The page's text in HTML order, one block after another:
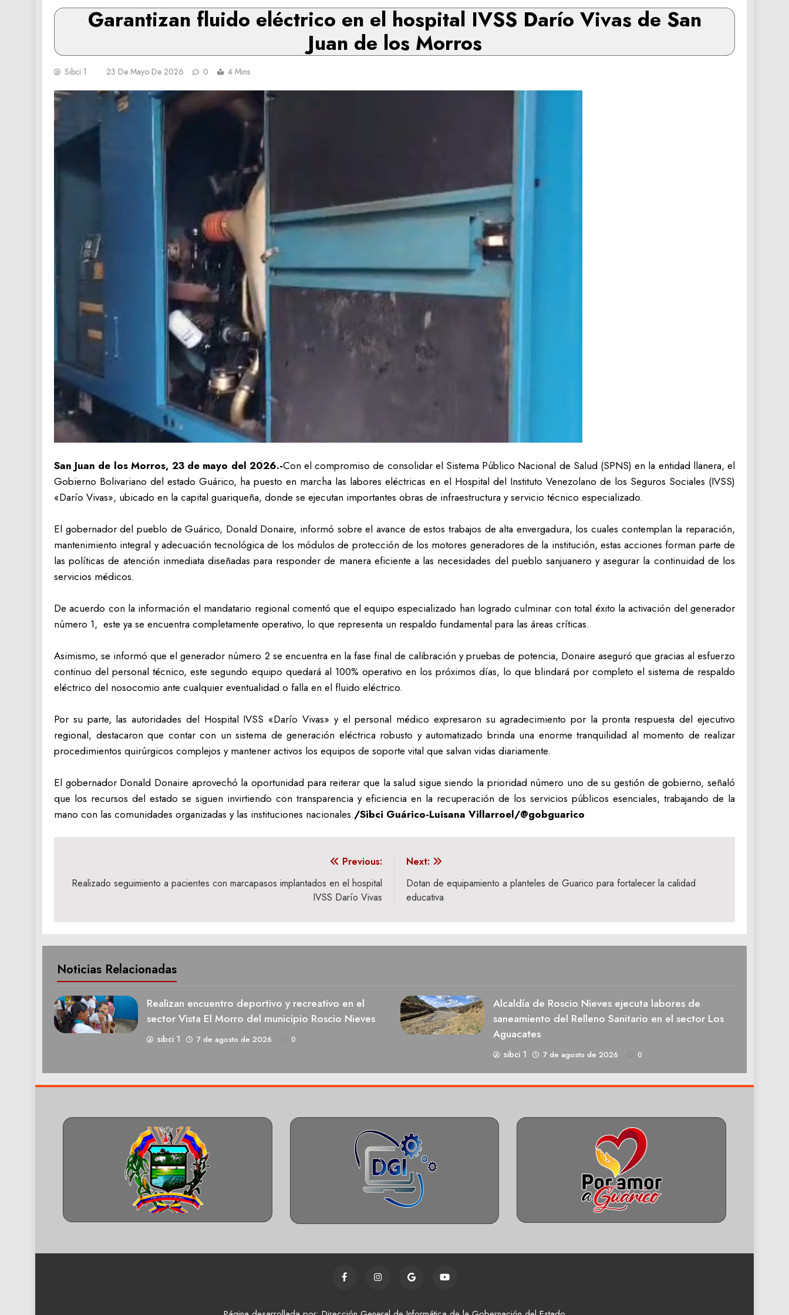
‎Garantizan fluido eléctrico en el hospital IVSS Darío Vivas de San
Juan de los Morros
Sibci 1 23 De Mayo De 2026 0 4 Mins
‎San Juan de los Morros, 23 de mayo del 2026.-Con el compromiso de consolidar el Sistema Público Nacional de Salud (SPNS) en la entidad llanera, el
Gobierno Bolivariano del estado Guárico, ha puesto en marcha las labores eléctricas en el Hospital del Instituto Venezolano de los Seguros Sociales (IVSS)
«Darío Vivas», ubicado en la capital guariqueña, donde se ejecutan importantes obras de infraestructura y servicio técnico especializado.
‎El gobernador del pueblo de Guárico, Donald Donaire, informó sobre el avance de estos trabajos de alta envergadura, los cuales contemplan la reparación,
mantenimiento integral y adecuación tecnológica de los módulos de protección de los motores generadores de la institución, estas acciones forman parte de
las políticas de atención inmediata diseñadas para responder de manera eficiente a las necesidades del pueblo sanjuanero y asegurar la continuidad de los
servicios médicos.
‎De acuerdo con la información el mandatario regional comentó que el equipo especializado han logrado culminar con total éxito la activación del generador
número 1, este ya se encuentra completamente operativo, lo que representa un respaldo fundamental para las áreas críticas.
‎Asimismo, se informó que el generador número 2 se encuentra en la fase final de calibración y pruebas de potencia, Donaire aseguró que gracias al esfuerzo
continuo del personal técnico, este segundo equipo quedará al 100% operativo en los próximos días, lo que blindará por completo el sistema de respaldo
eléctrico del nosocomio ante cualquier eventualidad o falla en el fluido eléctrico.
‎Por su parte, las autoridades del Hospital IVSS «Darío Vivas» y el personal médico expresaron su agradecimiento por la pronta respuesta del ejecutivo
regional, destacaron que contar con un sistema de generación eléctrica robusto y automatizado brinda una enorme tranquilidad al momento de realizar
procedimientos quirúrgicos complejos y mantener activos los equipos de soporte vital que salvan vidas diariamente.
‎El gobernador Donald Donaire aprovechó la oportunidad para reiterar que la salud sigue siendo la prioridad número uno de su gestión de gobierno, señaló
que los recursos del estado se siguen invirtiendo con transparencia y eficiencia en la recuperación de los servicios públicos esenciales, trabajando de la
mano con las comunidades organizadas y las instituciones nacionales./‎Sibci Guárico-‎Luisana Villarroel/@gobguarico
de
Previous:
Realizado seguimiento a pacientes con marcapasos implantados en el hospital
IVSS Darío Vivas
Next:
Dotan de equipamiento a planteles de Guarico para fortalecer la calidad
educativa
Noticias Relacionadas
Realizan encuentro deportivo y recreativo en el
sector Vista El Morro del municipio Roscio Nieves
sibci 1 7 de agosto de 2026 0
Alcaldía de Roscio Nieves ejecuta labores de
saneamiento del Relleno Sanitario en el sector Los
Aguacates
sibci 1 7 de agosto de 2026 0